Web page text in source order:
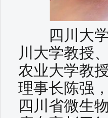
四川大学
川大学教授
农业大学教
理事长陈强
四川省微生